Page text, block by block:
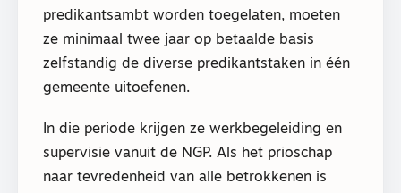
predikantsambt worden toegelaten, moeten
ze minimaal twee jaar op betaalde basis
zelfstandig de diverse predikantstaken in één
gemeente uitoefenen.
In die periode krijgen ze werkbegeleiding en
supervisie vanuit de NGP. Als het prioschap
naar tevredenheid van alle betrokkenen is